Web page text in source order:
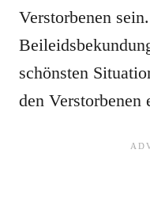
Verstorbenen
schönsten
den Verstorbenen